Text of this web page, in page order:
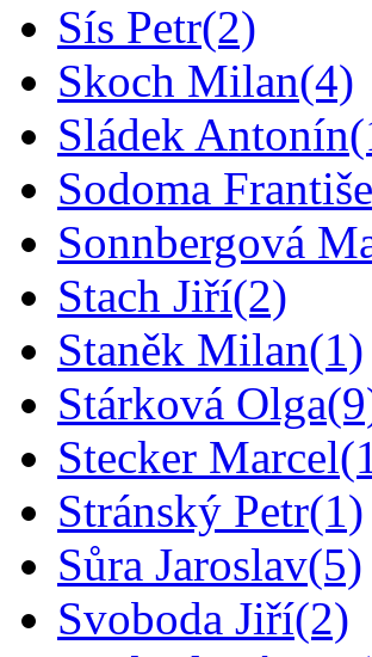
Sís Petr(2)
Skoch Milan(4)
Sládek Antonín
Sodoma
Sonnbergová
Stach Jiří(2)
Staněk Milan(1)
Stárková Olga
Stecker Marcel
Stránský Petr(1)
Sůra Jaroslav(5)
Svoboda Jiří(2)